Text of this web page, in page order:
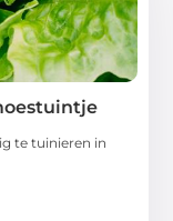
te tuinieren in